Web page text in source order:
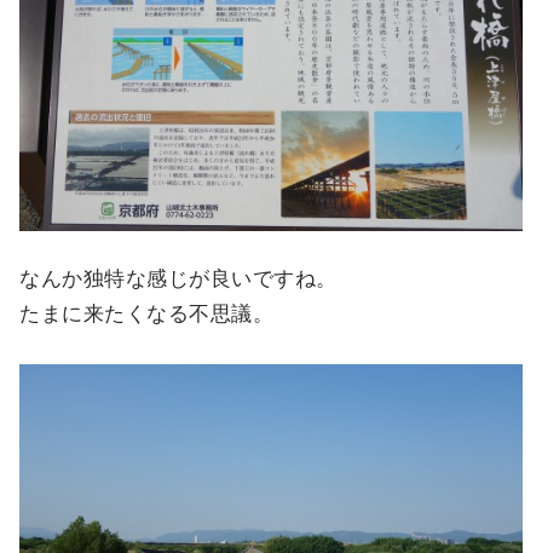
なんか独特な感じが良いですね。
たまに来たくなる不思議。